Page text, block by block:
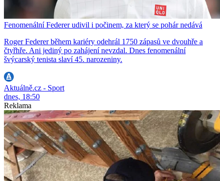
Fenomenální Federer udivil i počinem, za který se pohár nedává
Roger Federer během kariéry odehrál 1750 zápasů ve dvouhře a
čtyřhře. Ani jediný po zahájení nevzdal. Dnes fenomenální
švýcarský tenista slaví 45. narozeniny.
Aktuálně.cz - Sport
dnes, 18:50
Reklama